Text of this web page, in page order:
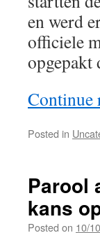
en werd
officiele
opgepakt
Continue
Posted in
Parool
kans
Posted on 10/